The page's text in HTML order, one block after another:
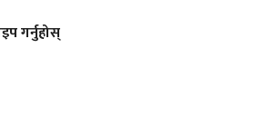
गर्नुहोस्